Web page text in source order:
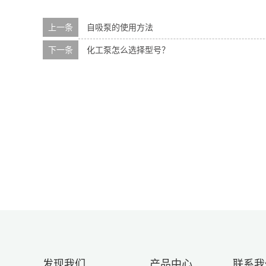
上一条 自吸泵的使用方法
下一条 化工泵怎么选择型号？